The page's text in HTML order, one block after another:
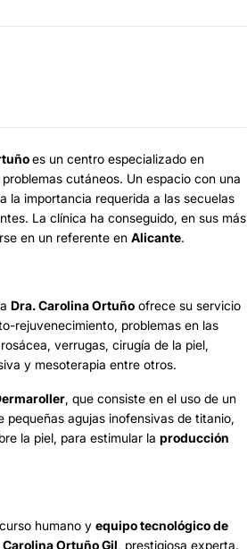
es un centro especializado en
cutáneos. Un espacio con una
la importancia requerida a las secuelas
La clínica ha conseguido, en sus más
en un referente en Alicante.
Dra. Carolina Ortuño ofrece su servicio
rejuvenecimiento, problemas en las
verrugas, cirugía de la piel,
y mesoterapia entre otros.
, que consiste en el uso de un
agujas inofensivas de titanio,
la piel, para estimular la producción
humano y equipo tecnológico de
Carolina Ortuño Gil, prestigiosa experta.